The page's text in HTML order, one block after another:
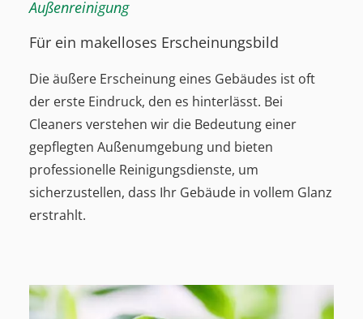
Außenreinigung
Für ein makelloses Erscheinungsbild
Die äußere Erscheinung eines Gebäudes ist oft
der erste Eindruck, den es hinterlässt. Bei
Cleaners verstehen wir die Bedeutung einer
gepflegten Außenumgebung und bieten
professionelle Reinigungsdienste, um
sicherzustellen, dass Ihr Gebäude in vollem Glanz
erstrahlt.